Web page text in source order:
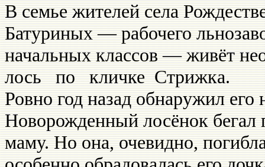
В семье жителей села
Батуриных — рабочего
начальных классов — живёт
лось по кличке Стрижка.
Ровно год назад обнаружил
Новорожденный лосёнок
маму. Но она, очевидно,